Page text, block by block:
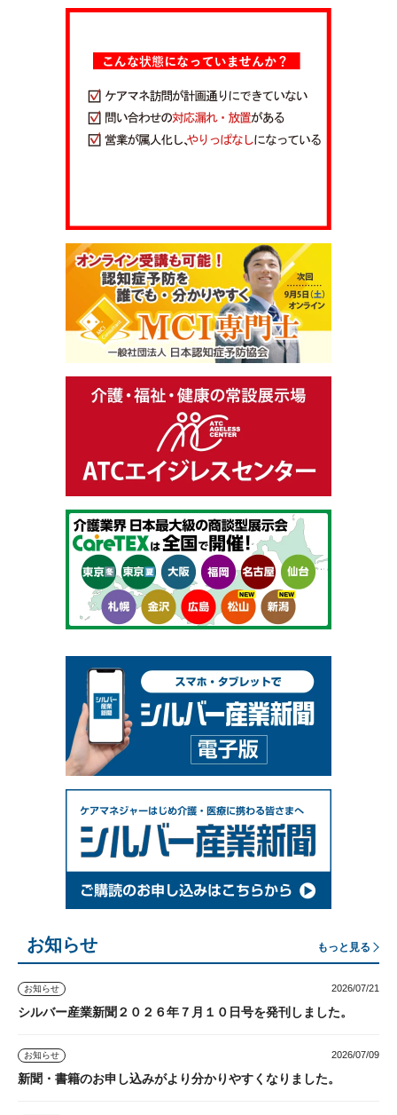
お知らせ もっと見る
お知らせ 2026/07/21
シルバー産業新聞２０２６年７月１０日号を発刊しました。
お知らせ 2026/07/09
新聞・書籍のお申し込みがより分かりやすくなりました。